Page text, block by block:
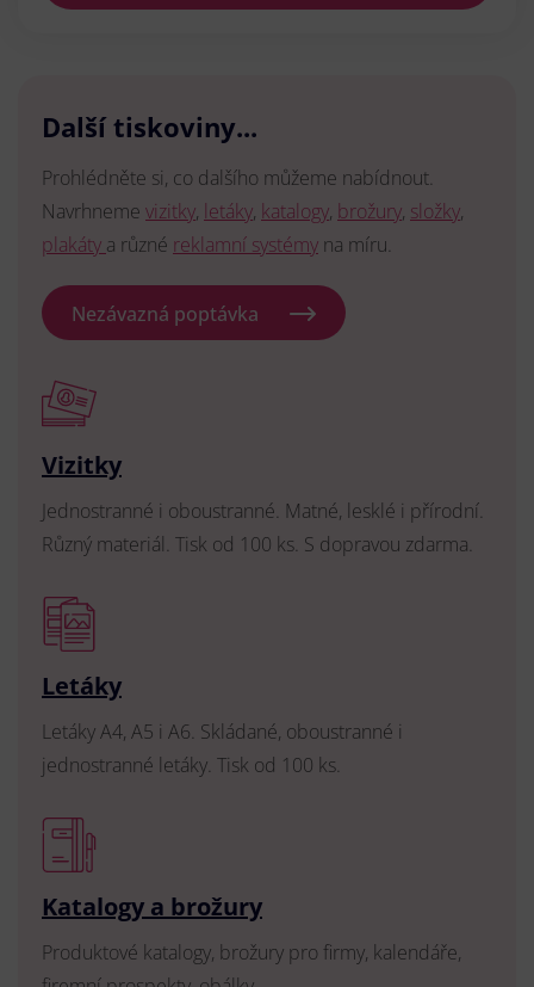
Další tiskoviny...
Prohlédněte si, co dalšího můžeme nabídnout.
Navrhneme vizitky, letáky, katalogy, brožury, složky,
plakáty a různé reklamní systémy na míru.
Nezávazná poptávka
Vizitky
Jednostranné i oboustranné. Matné, lesklé i přírodní.
Různý materiál. Tisk od 100 ks. S dopravou zdarma.
Letáky
Letáky A4, A5 i A6. Skládané, oboustranné i
jednostranné letáky. Tisk od 100 ks.
Katalogy a brožury
Produktové katalogy, brožury pro firmy, kalendáře,